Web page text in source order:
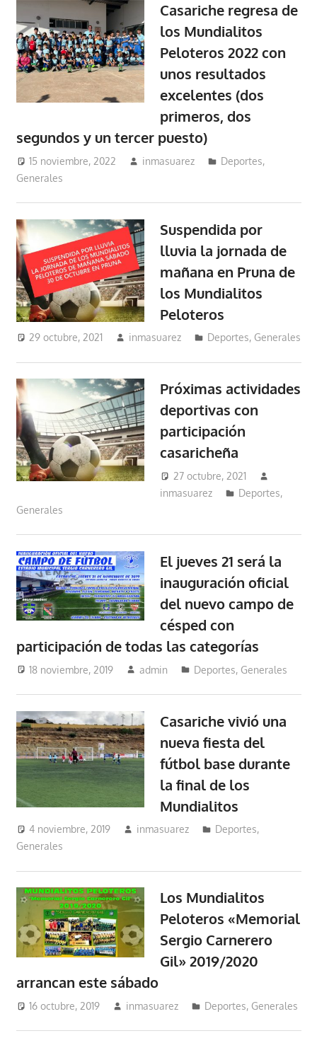
Casariche regresa de
los Mundialitos
Peloteros 2022 con
unos resultados
excelentes (dos
primeros, dos
segundos y un tercer puesto)
15 noviembre, 2022 inmasuarez Deportes,
Generales
Suspendida por
lluvia la jornada de
mañana en Pruna de
los Mundialitos
Peloteros
29 octubre, 2021 inmasuarez Deportes, Generales
Próximas actividades
deportivas con
participación
casaricheña
27 octubre, 2021
inmasuarez
Deportes,
Generales
El jueves 21 será la
inauguración oficial
del nuevo campo de
césped con
participación de todas las categorías
18 noviembre, 2019 admin Deportes, Generales
Casariche vivió una
nueva fiesta del
fútbol base durante
la final de los
Mundialitos
4 noviembre, 2019 inmasuarez Deportes,
Generales
Los Mundialitos
Peloteros «Memorial
Sergio Carnerero
Gil» 2019/2020
arrancan este sábado
16 octubre, 2019 inmasuarez Deportes, Generales